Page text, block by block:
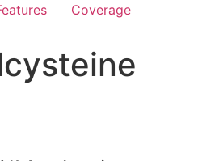
Coverage